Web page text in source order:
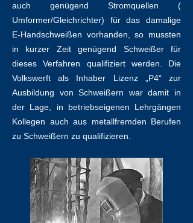
auch genügend Stromquellen (
Umformer/Gleichrichter) für das damalige
E-Handschweißen vorhanden, so mussten
in kurzer Zeit genügend Schweißer für
dieses Verfahren qualifiziert werden. Die
Volkswerft als Inhaber Lizenz „P4“ zur
Ausbildung von Schweißern war damit in
der Lage, in betriebseigenen Lehrgängen
Kollegen auch aus metallfremden Berufen
zu Schweißern zu qualifizieren.